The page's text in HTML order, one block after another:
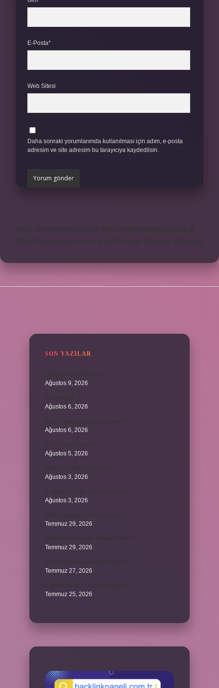
E-Posta*
Web Sitesi
Daha sonraki yorumlarımda kullanılması için adım, e-posta
adresim ve site adresim bu tarayıcıya kaydedilsin.
SON YAZILAR
Ağustos 9, 2026
Ağustos 6, 2026
Ağustos 6, 2026
Ağustos 5, 2026
Ağustos 3, 2026
Ağustos 3, 2026
Temmuz 29, 2026
Temmuz 29, 2026
Temmuz 27, 2026
Temmuz 25, 2026